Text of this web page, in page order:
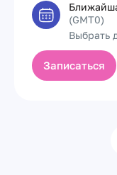
(GMT0)
Выбрать
Записаться